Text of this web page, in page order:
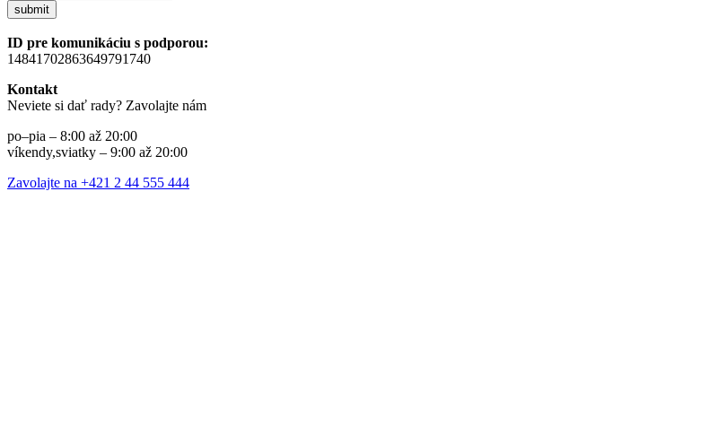
submit
ID pre komunikáciu s podporou:
14841702863649791740
Kontakt
Neviete si dať rady? Zavolajte nám
po–pia – 8:00 až 20:00
víkendy,sviatky – 9:00 až 20:00
Zavolajte na +421 2 44 555 444